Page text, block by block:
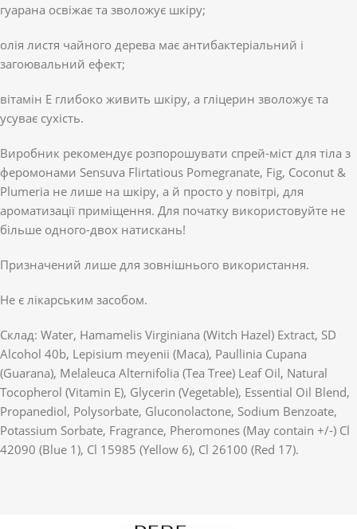
гуарана освіжає та зволожує шкіру;
олія листя чайного дерева має антибактеріальний і
загоювальний ефект;
вітамін Е глибоко живить шкіру, а гліцерин зволожує та
усуває сухість.
Виробник рекомендує розпорошувати спрей-міст для тіла з
феромонами Sensuva Flirtatious Pomegranate, Fig, Coconut &
Plumeria не лише на шкіру, а й просто у повітрі, для
ароматизації приміщення. Для початку використовуйте не
більше одного-двох натискань!
Призначений лише для зовнішнього використання.
Не є лікарським засобом.
Склад: Water, Hamamelis Virginiana (Witch Hazel) Extract, SD
Alcohol 40b, Lepisium meyenii (Maca), Paullinia Cupana
(Guarana), Melaleuca Alternifolia (Tea Tree) Leaf Oil, Natural
Tocopherol (Vitamin E), Glycerin (Vegetable), Essential Oil Blend,
Propanediol, Polysorbate, Gluconolactone, Sodium Benzoate,
Potassium Sorbate, Fragrance, Pheromones (May contain +/-) Cl
42090 (Blue 1), Cl 15985 (Yellow 6), Cl 26100 (Red 17).